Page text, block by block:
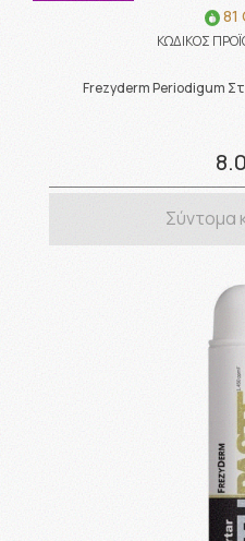
81
ΚΩΔΙΚΟΣ
Frezyderm Periodigum
Σύντομα